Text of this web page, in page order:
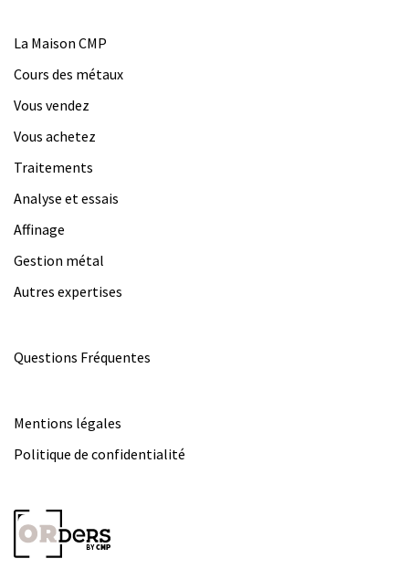
La Maison CMP
Cours des métaux
Vous vendez
Vous achetez
Traitements
Analyse et essais
Affinage
Gestion métal
Autres expertises
Questions Fréquentes
Mentions légales
Politique de confidentialité